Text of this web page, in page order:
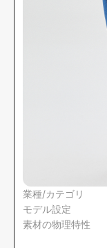
業種/カテゴリ
モデル設定
素材の物理特性